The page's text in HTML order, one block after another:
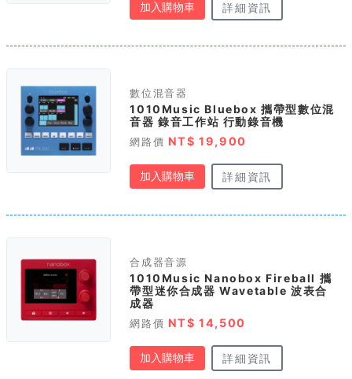
加入購物車 詳細資訊
數位混音器
1010Music Bluebox 攜帶型數位混
音器 錄音工作站 行動錄音機
網路價 NT$ 19,900
加入購物車 詳細資訊
合成器音源
1010Music Nanobox Fireball 攜
帶型迷你合成器 Wavetable 波表合
成器
網路價 NT$ 14,500
加入購物車 詳細資訊